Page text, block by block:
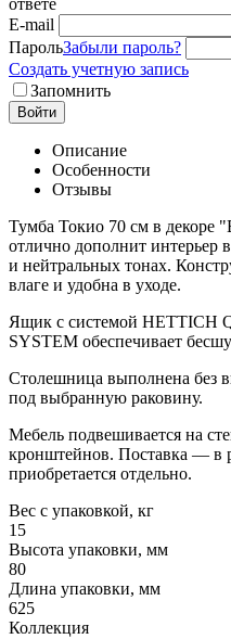
ответе
E-mail
ПарольЗабыли пароль?
Создать учетную запись
Запомнить
Войти
Описание
Особенности
Отзывы
Тумба Токио 70 см в декоре
отлично дополнит интерьер
и нейтральных тонах.
влаге и удобна в уходе.
Ящик с системой HETTICH
SYSTEM обеспечивает
Столешница выполнена без
под выбранную раковину.
Мебель подвешивается на
кронштейнов. Поставка — в
приобретается отдельно.
Вес с упаковкой, кг
15
Высота упаковки, мм
80
Длина упаковки, мм
625
Коллекция